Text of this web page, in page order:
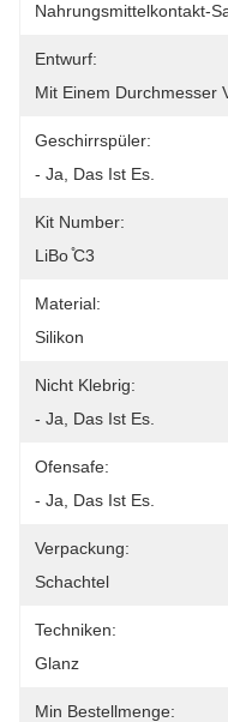
Nahrungsmittelkontakt-
Entwurf:
Mit Einem Durchmesser
Geschirrspüler:
- Ja, Das Ist Es.
Kit Number:
LiBo ̊C3
Material:
Silikon
Nicht Klebrig:
- Ja, Das Ist Es.
Ofensafe:
- Ja, Das Ist Es.
Verpackung:
Schachtel
Techniken:
Glanz
Min Bestellmenge: